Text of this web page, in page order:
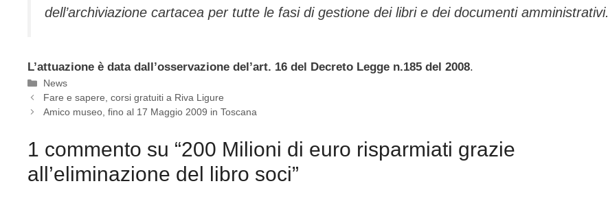
dell’archiviazione cartacea per tutte le fasi di gestione dei libri e dei documenti amministrativi.
L’attuazione è data dall’osservazione del’art. 16 del Decreto Legge n.185 del 2008.
Categorie
News
Fare e sapere, corsi gratuiti a Riva Ligure
Amico museo, fino al 17 Maggio 2009 in Toscana
1 commento su “200 Milioni di euro risparmiati grazie
all’eliminazione del libro soci”